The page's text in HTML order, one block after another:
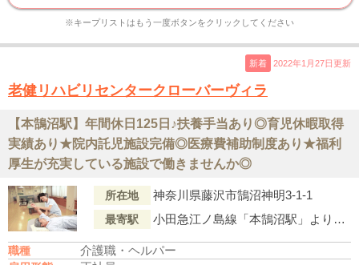
※キープリストはもう一度ボタンをクリックしてください
新着 2022年1月27日更新
老健リハビリセンタークローバーヴィラ
【本鵠沼駅】年間休日125日♪扶養手当あり◎育児休暇取得
実績あり★院内託児施設完備◎医療費補助制度あり★福利
厚生が充実している施設で働きませんか◎
所在地 神奈川県藤沢市鵠沼神明3-1-1
最寄駅 小田急江ノ島線「本鵠沼駅」より徒歩15分
職種 介護職・ヘルパー